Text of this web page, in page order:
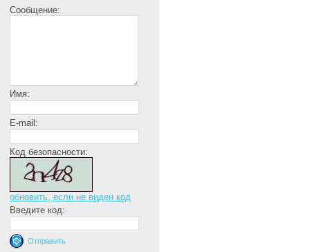
Сообщение:
Имя:
E-mail:
Код безопасности:
обновить, если не виден код
Введите код: